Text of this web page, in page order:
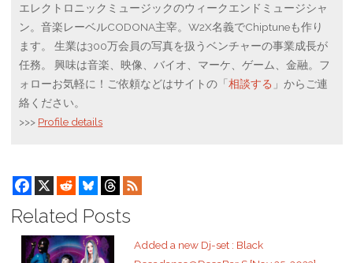
エレクトロニックミュージックのウィークエンドミュージシャ
ン。音楽レーベルCODONA主宰。W2X名義でChiptuneも作り
ます。 生業は300万会員の写真を扱うベンチャーの事業成長が
任務。 興味は音楽、映像、バイオ、マーケ、ゲーム、金融。フ
ォローお気軽に！ご依頼などはサイトの「相談する 」からご連
絡ください。
>>> Profile details
Related Posts
Added a new Dj-set : Black